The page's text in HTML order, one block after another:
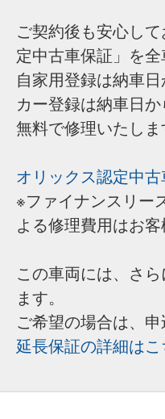
ご契約後も安心し
定中古車保証」を全
自家用登録は納車
カー登録は納車日
無料で修理いたしま
オリックス認定中
※ファイナンスリー
よる修理費用はお客
この車両には、さ
ます。
ご希望の場合は、
延長保証の詳細はこ